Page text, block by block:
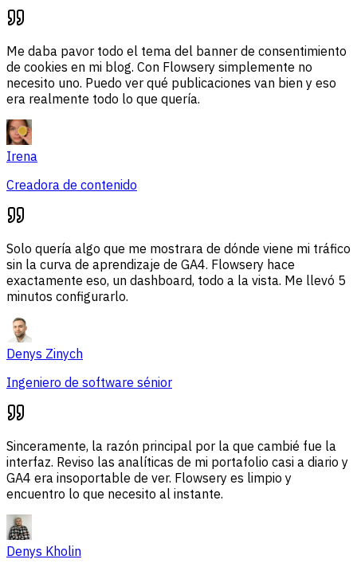
Me daba pavor todo el tema del banner de consentimiento
de cookies en mi blog. Con Flowsery simplemente no
necesito uno. Puedo ver qué publicaciones van bien y eso
era realmente todo lo que quería.
Irena
Creadora de contenido
Solo quería algo que me mostrara de dónde viene mi tráfico
sin la curva de aprendizaje de GA4. Flowsery hace
exactamente eso, un dashboard, todo a la vista. Me llevó 5
minutos configurarlo.
Denys Zinych
Ingeniero de software sénior
Sinceramente, la razón principal por la que cambié fue la
interfaz. Reviso las analíticas de mi portafolio casi a diario y
GA4 era insoportable de ver. Flowsery es limpio y
encuentro lo que necesito al instante.
Denys Kholin